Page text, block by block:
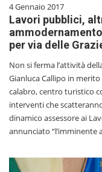
4 Gennaio 2017
Lavori pubblici,
per via delle
Non si ferma l’attività
Gianluca Callipo in
calabro, centro turistico
interventi che
dinamico assessore ai
annunciato